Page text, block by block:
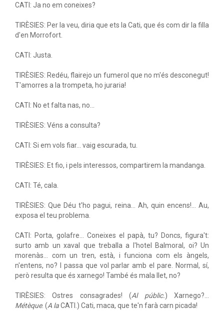
CATI: Ja no em coneixes?
TIRÈSIES: Per la veu, diria que ets la Cati, que és com dir la filla
d'en Morrofort.
CATI: Justa.
TIRÈSIES: Redéu, flairejo un fumerol que no m'és desconegut!
T'amorres a la trompeta, ho juraria!
CATI: No et falta nas, no...
TIRÈSIES: Véns a consulta?
CATI: Si em vols fiar... vaig escurada, tu.
TIRÈSIES: Et fio, i pels interessos, compartirem la mandanga.
CATI: Té, cala.
TIRÈSIES: Que Déu t'ho pagui, reina... Ah, quin encens!... Au,
exposa el teu problema.
CATI: Porta, golafre... Coneixes el papà, tu? Doncs, figura't:
surto amb un xaval que treballa a l'hotel Balmoral, oi? Un
morenàs... com un tren, està, i funciona com els àngels,
n'entens, no? I passa que vol parlar amb el pare. Normal, sí,
però resulta que és xarnego! També és mala llet, no?
TIRÈSIES: Ostres consagrades! (Al públic.) Xarnego?...
Métèque. (A laCATI.) Cati, maca, que te'n farà carn picada!